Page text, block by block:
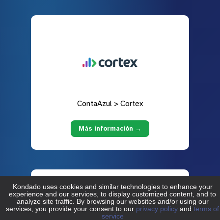
ContaAzul > Cortex
Más información →